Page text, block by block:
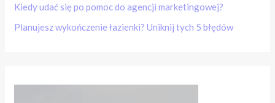
Kiedy udać się po pomoc do agencji marketingowej?
Planujesz wykończenie łazienki? Uniknij tych 5 błędów